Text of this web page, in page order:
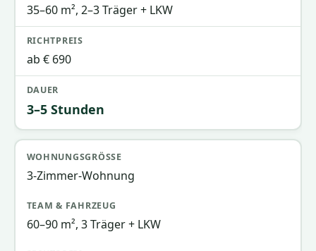
35–60 m², 2–3 Träger + LKW
ab € 690
3–5 Stunden
3-Zimmer-Wohnung
60–90 m², 3 Träger + LKW